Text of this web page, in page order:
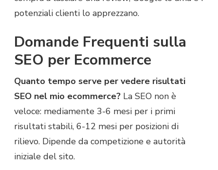
potenziali clienti lo apprezzano.
Domande Frequenti sulla
SEO per Ecommerce
Quanto tempo serve per vedere risultati
SEO nel mio ecommerce? La SEO non è
veloce: mediamente 3-6 mesi per i primi
risultati stabili, 6-12 mesi per posizioni di
rilievo. Dipende da competizione e autorità
iniziale del sito.